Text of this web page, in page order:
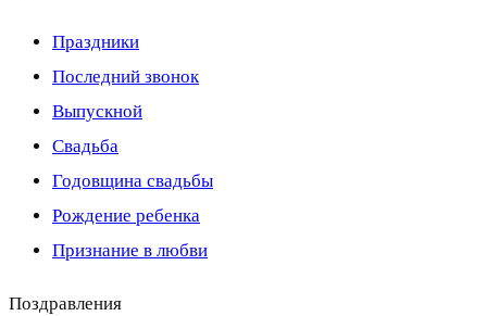
Праздники
Последний звонок
Выпускной
Свадьба
Годовщина свадьбы
Рождение ребенка
Признание в любви
Поздравления